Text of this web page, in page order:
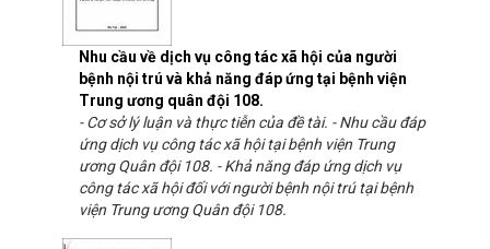
Nhu cầu về dịch vụ công tác xã hội của người
bệnh nội trú và khả năng đáp ứng tại bệnh viện
Trung ương quân đội 108.
- Cơ sở lý luận và thực tiễn của đề tài. - Nhu cầu đáp
ứng dịch vụ công tác xã hội tại bệnh viện Trung
ương Quân đội 108. - Khả năng đáp ứng dịch vụ
công tác xã hội đối với người bệnh nội trú tại bệnh
viện Trung ương Quân đội 108.